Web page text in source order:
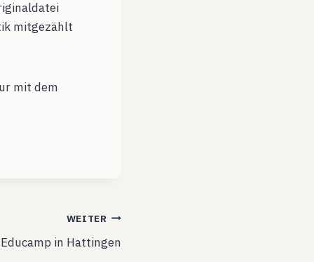
mitgezählt
mit dem
WEITER
in Hattingen